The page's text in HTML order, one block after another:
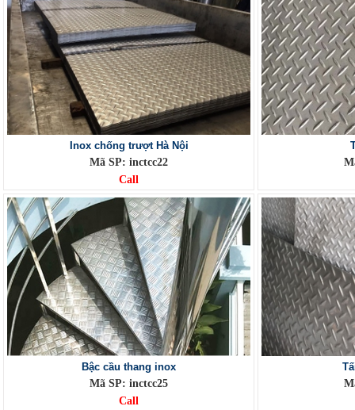
Inox chống trượt Hà Nội
Mã SP: inctcc22
Call
Bậc cầu thang inox
Mã SP: inctcc25
Call